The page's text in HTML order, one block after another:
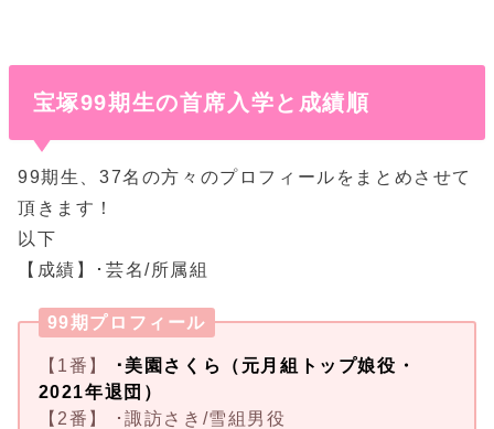
宝塚99期生の首席入学と成績順
99期生、37名の方々のプロフィールをまとめさせて
頂きます！
以下
【成績】･芸名/所属組
99期プロフィール
【1番】
･美園さくら（元月組トップ娘役・
2021年退団）
【2番】 ･諏訪さき/雪組男役